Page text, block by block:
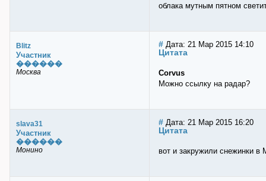
облака мутным пятном
Blitz
Участник
������
Москва
# Дата: 21 Мар 2015 14:10
Цитата
Corvus
Можно ссылку на радар?
slava31
Участник
������
Монино
# Дата: 21 Мар 2015 16:20
Цитата
вот и закружили снежинки в